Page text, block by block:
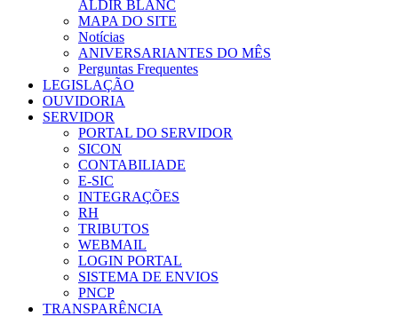
ALDIR BLANC
MAPA DO SITE
Notícias
ANIVERSARIANTES DO MÊS
Perguntas Frequentes
LEGISLAÇÃO
OUVIDORIA
SERVIDOR
PORTAL DO SERVIDOR
SICON
CONTABILIADE
E-SIC
INTEGRAÇÕES
RH
TRIBUTOS
WEBMAIL
LOGIN PORTAL
SISTEMA DE ENVIOS
PNCP
TRANSPARÊNCIA